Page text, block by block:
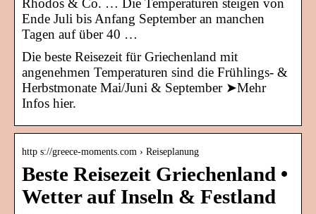
Rhodos & Co. … Die Temperaturen steigen von
Ende Juli bis Anfang September an manchen
Tagen auf über 40 …
Die beste Reisezeit für Griechenland mit
angenehmen Temperaturen sind die Frühlings- &
Herbstmonate Mai/Juni & September ➤Mehr
Infos hier.
http s://greece-moments.com › Reiseplanung
Beste Reisezeit Griechenland •
Wetter auf Inseln & Festland